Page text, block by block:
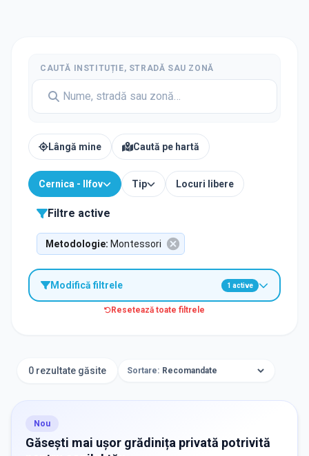
CAUTĂ INSTITUȚIE, STRADĂ SAU ZONĂ
Lângă mine Caută pe hartă
Cernica - Ilfov Tip Locuri libere
Filtre active
Metodologie: Montessori
Modifică filtrele 1 active
Resetează toate filtrele
0 rezultate găsite Sortare:
Nou
Găsești mai ușor grădinița privată potrivită